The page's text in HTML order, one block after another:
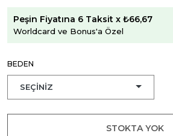
Peşin Fiyatına 6 Taksit x ₺66,67
Worldcard ve Bonus'a Özel
BEDEN
STOKTA YOK